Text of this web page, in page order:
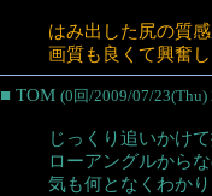
はみ出した尻の質
画質も良くて興奮し
■ TOM (0回/2009/07/
じっくり追いかけ
ローアングルから
気も何となくわかり